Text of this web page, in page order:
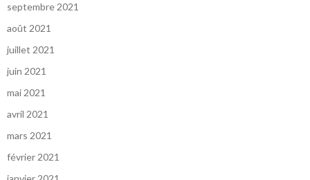
septembre 2021
août 2021
juillet 2021
juin 2021
mai 2021
avril 2021
mars 2021
février 2021